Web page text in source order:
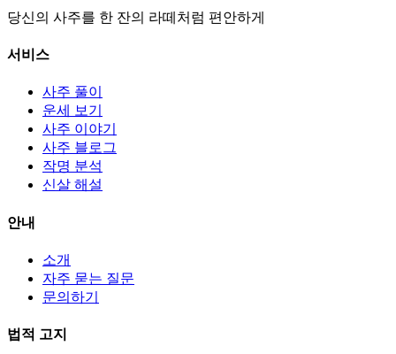
당신의 사주를 한 잔의 라떼처럼 편안하게
서비스
사주 풀이
운세 보기
사주 이야기
사주 블로그
작명 분석
신살 해설
안내
소개
자주 묻는 질문
문의하기
법적 고지